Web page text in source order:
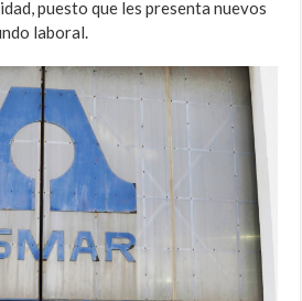
puesto que les presenta nuevos
laboral.